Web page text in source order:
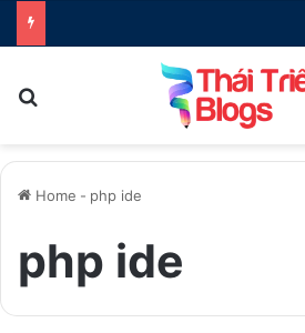
Home - php ide
php ide